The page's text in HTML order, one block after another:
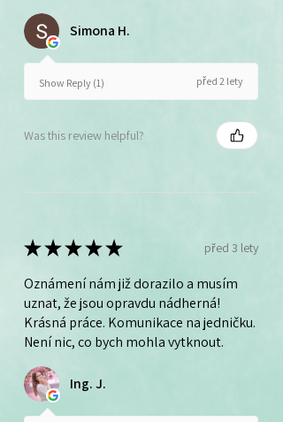
Simona H.
Show Reply (1) před 2 lety
Was this review helpful?
★★★★★ před 3 lety
Oznámení nám již dorazilo a musím
uznat, že jsou opravdu nádherná!
Krásná práce. Komunikace na jedničku.
Není nic, co bych mohla vytknout.
Ing. J.